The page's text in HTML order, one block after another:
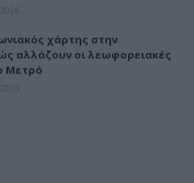
χάρτης στην
αλλάζουν οι λεωφορειακές
Μετρό